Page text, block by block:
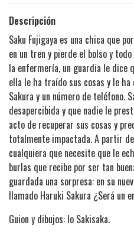
Descripción
Saku Fujigaya es una chica que
en un tren y pierde el bolso y
la enfermería, un guardia le dice
ella le ha traído sus cosas y le
Sakura y un número de teléfono.
desapercibida y que nadie le
acto de recuperar sus cosas y
totalmente impactada. A partir
cualquiera que necesite que le
burlas que recibe por ser tan
guardada una sorpresa: en su
llamado Haruki Sakura ¿Será un
Guion y dibujos: Io Sakisaka.